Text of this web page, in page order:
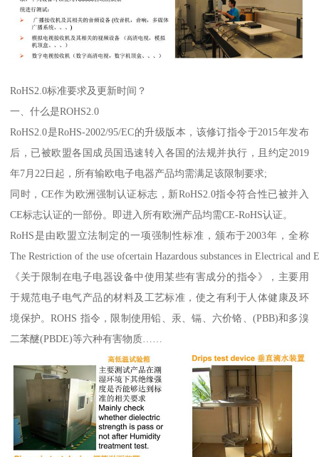
RoHS2.0标准要求及更新时间？
一、什么是ROHS2.0
RoHS2.0是RoHS-2002/95/EC的升级版本，该修订指令于2015年发布
后，已被欧盟各国成员国迅速转入各国的法规并执行，且约定2019
年7月22日起，所有输欧电子电器产品均需满足该限制要求;
同时，CE作为欧洲强制认证标志，新RoHS2.0指令符合性已被并入
CE标志认证的一部份。即进入所有欧洲产品均需CE-RoHS认证。
RoHS是由欧盟立法制定的一项强制性标准，颁布于2003年，全称
The Restriction of the use ofcertain Hazardous substances in Electrical and
《关于限制在电子电器设备中使用某些有害成分的指令》，主要用
于规范电子电气产品的材料及工艺标准，使之有利于人体健康及环
境保护。ROHS 指令，限制使用铅、汞、镉、六价铬、(PBB)和多溴
二苯醚(PBDE)等六种有害物质……